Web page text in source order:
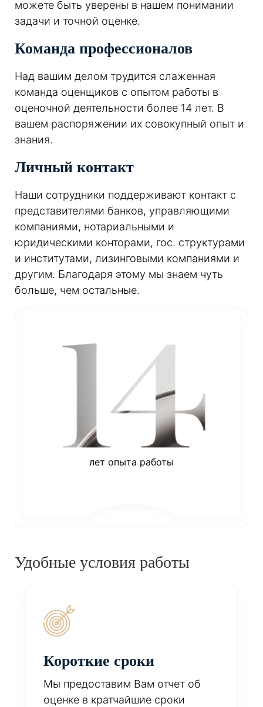
можете быть уверены в нашем понимании
задачи и точной оценке.
Команда профессионалов
Над вашим делом трудится слаженная
команда оценщиков с опытом работы в
оценочной деятельности более 14 лет. В
вашем распоряжении их совокупный опыт и
знания.
Личный контакт
Наши сотрудники поддерживают контакт с
представителями банков, управляющими
компаниями, нотариальными и
юридическими конторами, гос. структурами
и институтами, лизинговыми компаниями и
другим. Благодаря этому мы знаем чуть
больше, чем остальные.
лет опыта работы
Удобные условия работы
Короткие сроки
Мы предоставим Вам отчет об
оценке в кратчайшие сроки